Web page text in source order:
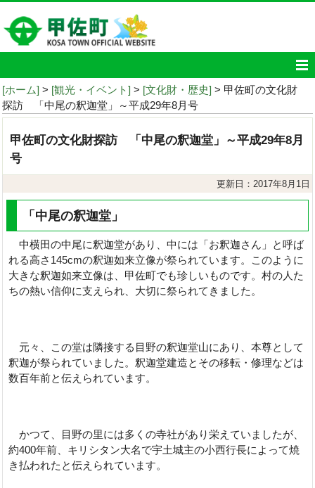
[ホーム] > [観光・イベント] > [文化財・歴史] > 甲佐町の文化財
探訪 「中尾の釈迦堂」～平成29年8月号
甲佐町の文化財探訪 「中尾の釈迦堂」～平成29年8月
号
更新日：2017年8月1日
「中尾の釈迦堂」
中横田の中尾に釈迦堂があり、中には「お釈迦さん」と呼ば
れる高さ145cmの釈迦如来立像が祭られています。このように
大きな釈迦如来立像は、甲佐町でも珍しいものです。村の人た
ちの熱い信仰に支えられ、大切に祭られてきました。
元々、この堂は隣接する目野の釈迦堂山にあり、本尊として
釈迦が祭られていました。釈迦堂建造とその移転・修理などは
数百年前と伝えられています。
かつて、目野の里には多くの寺社があり栄えていましたが、
約400年前、キリシタン大名で宇土城主の小西行長によって焼
き払われたと伝えられています。